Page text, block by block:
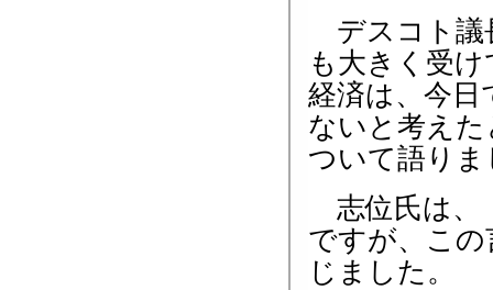
デスコト議
も大きく受
経済は、今日
ないと考え
ついて語りま
志位氏は、
ですが、こ
じました。